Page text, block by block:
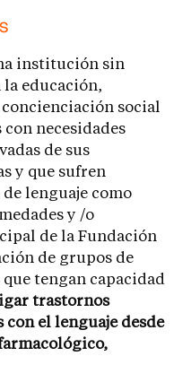
institución sin
la educación,
social
necesidades
de sus
y que sufren
lenguaje como
y /o
de la Fundación
de grupos de
tengan capacidad
trastornos
el lenguaje desde